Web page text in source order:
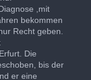
,mit
bekommen
Recht geben.
Die
bis der
er eine